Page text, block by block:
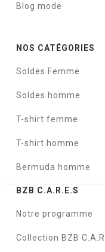
Blog mode
NOS CATÉGORIES
Soldes Femme
Soldes homme
T-shirt femme
T-shirt homme
Bermuda homme
BZB C.A.R.E.S
Notre programme
Collection BZB